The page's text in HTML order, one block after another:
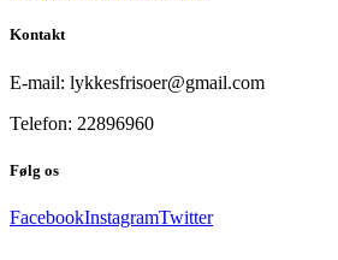
Kontakt
E-mail: lykkesfrisoer@gmail.com
Telefon: 22896960
Følg os
FacebookInstagramTwitter